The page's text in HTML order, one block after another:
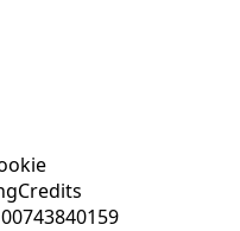
Credits